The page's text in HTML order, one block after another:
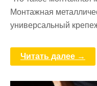
Монтажная
универсальный
Читать далее →